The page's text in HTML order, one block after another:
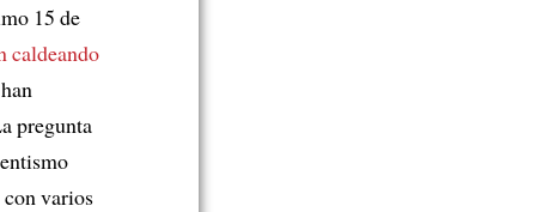
15 de
caldeando
pregunta
con varios